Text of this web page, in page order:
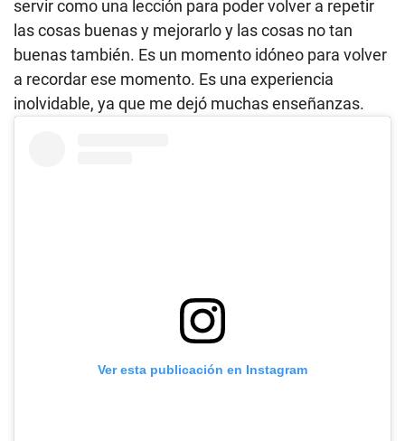
servir como una lección para poder volver a repetir
las cosas buenas y mejorarlo y las cosas no tan
buenas también. Es un momento idóneo para volver
a recordar ese momento. Es una experiencia
inolvidable, ya que me dejó muchas enseñanzas.
Ver esta publicación en Instagram